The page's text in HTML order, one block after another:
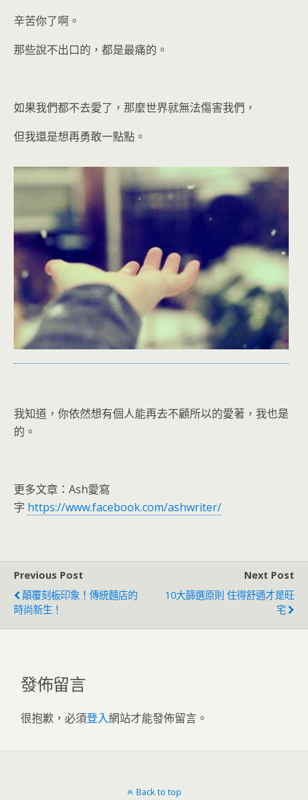
辛苦你了啊。
那些說不出口的，都是最痛的。
如果我們都不去愛了，那麼世界就無法傷害我們，
但我還是想再勇敢一點點。
我知道，你依然想有個人能再去不顧所以的愛著，我也是
的。
更多文章：Ash愛寫
字 https://www.facebook.com/ashwriter/
Previous Post
顛覆刻板印象！傳統麵店的
時尚新生！
Next Post
10大篩選原則 住得舒適才是旺
宅
發佈留言
很抱歉，必須登入網站才能發佈留言。
Back to top